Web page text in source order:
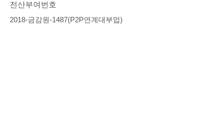
전산부여번호
2018-금감원-1487(P2P연계대부업)